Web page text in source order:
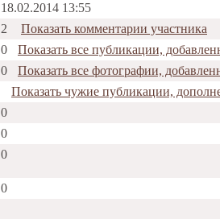
18.02.2014 13:55
2
Показать комментарии участника
0
Показать все публикации,
0
Показать все фотографии,
Показать чужие публикации,
0
0
0
0